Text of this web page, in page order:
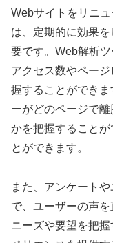
Webサイトをリニ
は、定期的に効果
要です。Web解析
アクセス数やペー
握することができ
ーがどのページで
かを把握すること
とができます。
また、アンケート
で、ユーザーの声
ニーズや要望を把